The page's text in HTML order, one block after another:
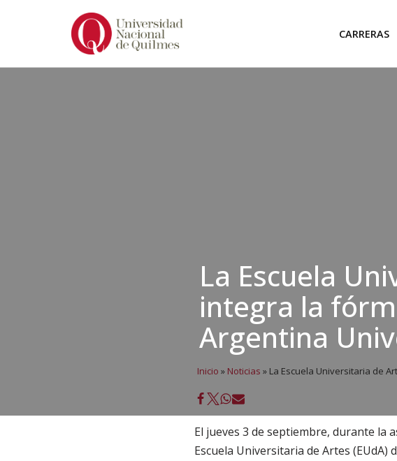
CARRERAS
La Escuela
integra la
Argentina
Inicio » Noticias » La Escuela Universitaria de
El jueves 3 de septiembre, durante la
Escuela Universitaria de Artes